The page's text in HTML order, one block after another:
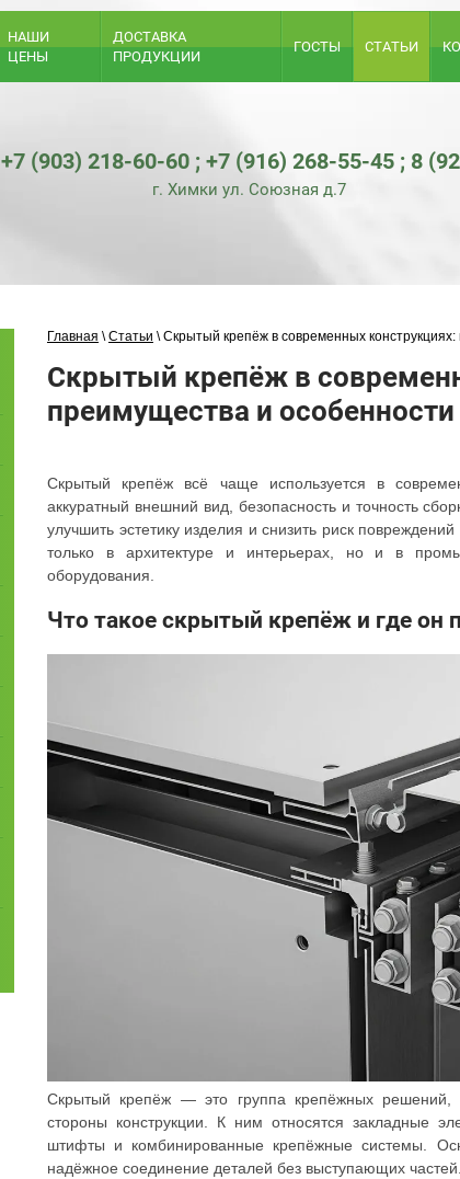
НАШИ
ЦЕНЫ
ДОСТАВКА
ПРОДУКЦИИ
ГОСТЫ СТАТЬИ
+7 (903) 218-60-60 ; +7 (916) 268-55-45 ; 8
г. Химки ул. Союзная д.7
Главная \Статьи \ Скрытый крепёж в современных
Скрытый крепёж в
преимущества и
Скрытый крепёж всё чаще используется в
аккуратный внешний вид, безопасность и точность
улучшить эстетику изделия и снизить риск
только в архитектуре и интерьерах, но и в
оборудования.
Что такое скрытый крепёж и где он
Скрытый крепёж — это группа крепёжных
стороны конструкции. К ним относятся закладные
штифты и комбинированные крепёжные системы.
надёжное соединение деталей без выступающих частей.